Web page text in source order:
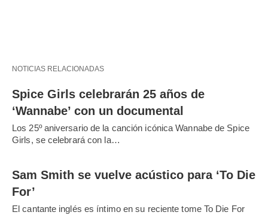
NOTICIAS RELACIONADAS
Spice Girls celebrarán 25 años de
‘Wannabe’ con un documental
Los 25º aniversario de la canción icónica Wannabe de Spice
Girls, se celebrará con la…
Sam Smith se vuelve acústico para ‘To Die
For’
El cantante inglés es íntimo en su reciente tome To Die For